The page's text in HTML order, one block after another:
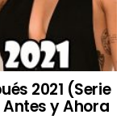
2021 (Serie
y Ahora